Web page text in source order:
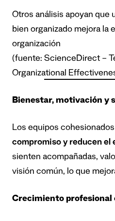
Otros análisis apoyan que
bien organizado mejora la
organización
(fuente: ScienceDirect –
Organizational
Bienestar, motivación y
Los equipos cohesionados
compromiso y reducen el
sienten acompañadas,
visión común, lo que
Crecimiento profesional